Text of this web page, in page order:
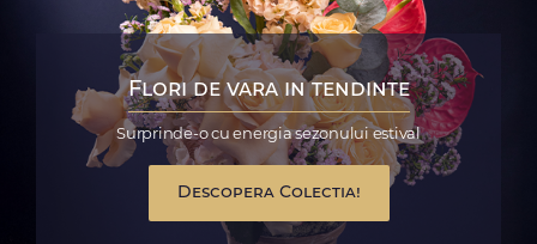
Flori de vara in tendinte
Surprinde-o cu energia sezonului estival
Descopera Colectia!